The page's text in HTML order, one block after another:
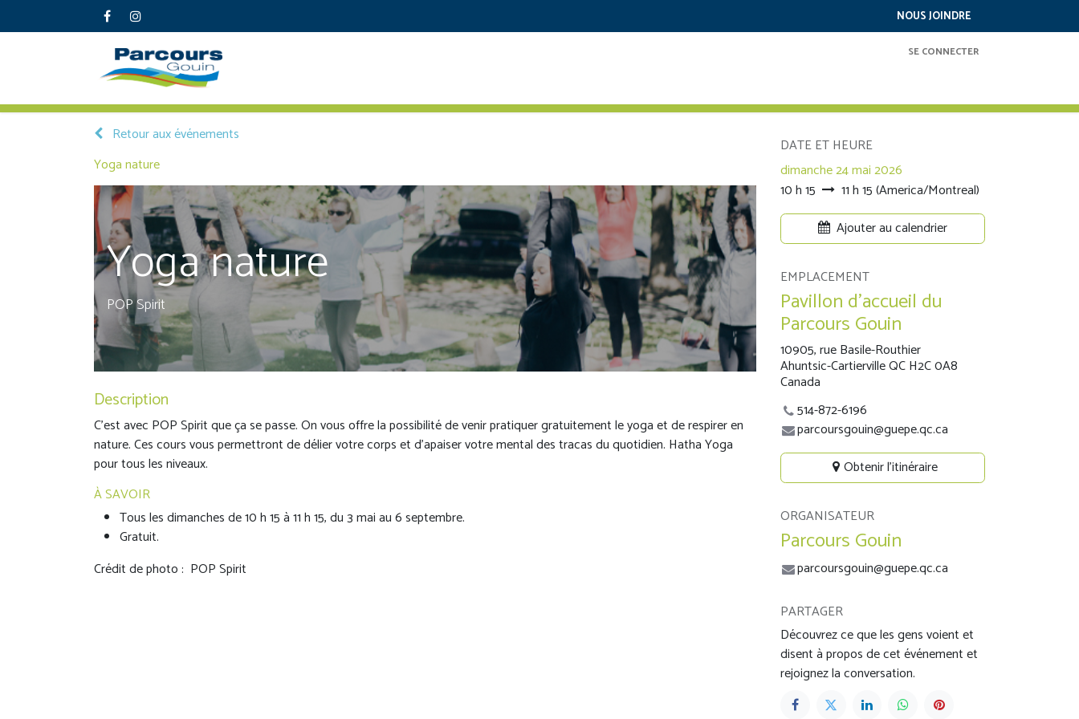
NOUS JOINDRE
SE CONNECTER
Retour aux événements
Yoga nature
Yoga nature
POP Spirit
Description
C'est avec POP Spirit que ça se passe. On vous offre la possibilité de venir pratiquer gratuitement le yoga et de respirer en
nature. Ces cours vous permettront de délier votre corps et d'apaiser votre mental des tracas du quotidien. Hatha Yoga
pour tous les niveaux.
À SAVOIR
Tous les dimanches de 10 h 15 à 11 h 15, du 3 mai au 6 septembre.
Gratuit.
Crédit de photo : POP Spirit
DATE ET HEURE
dimanche 24 mai 2026
10 h 15
11 h 15(America/Montreal)
Ajouter au calendrier
EMPLACEMENT
Pavillon d'accueil du
Parcours Gouin
10905, rue Basile-Routhier
Ahuntsic-Cartierville QC H2C 0A8
Canada
514-872-6196
parcoursgouin@guepe.qc.ca
Obtenir l'itinéraire
ORGANISATEUR
Parcours Gouin
parcoursgouin@guepe.qc.ca
PARTAGER
Découvrez ce que les gens voient et
disent à propos de cet événement et
rejoignez la conversation.